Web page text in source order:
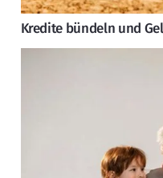
Kredite bündeln und